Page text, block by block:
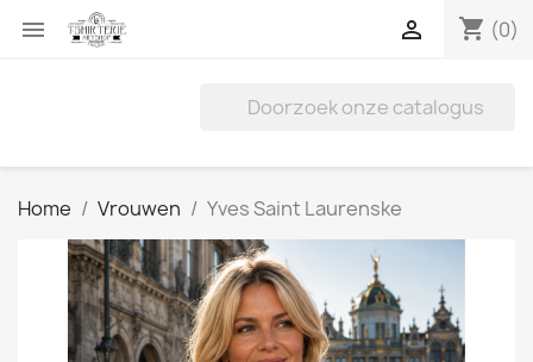
 shopping_cart (0)

Home Vrouwen Yves Saint Laurenske